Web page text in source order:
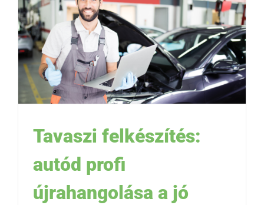
Tavaszi felkészítés:
autód profi
újrahangolása a jó